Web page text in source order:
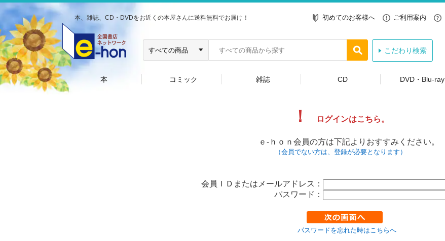
本、雑誌、CD・DVDをお近くの本屋さんに送料無料でお届け！ 初めてのお客様へ ご利用案内
こだわり検索
本 コミック 雑誌 CD DVD・Blu-ray
！ ログインはこちら。
ｅ-ｈｏｎ会員の方は下記よりおすすみください。
（会員でない方は、登録が必要となります）
会員ＩＤまたはメールアドレス：
パスワード：
パスワードを忘れた時はこちらへ